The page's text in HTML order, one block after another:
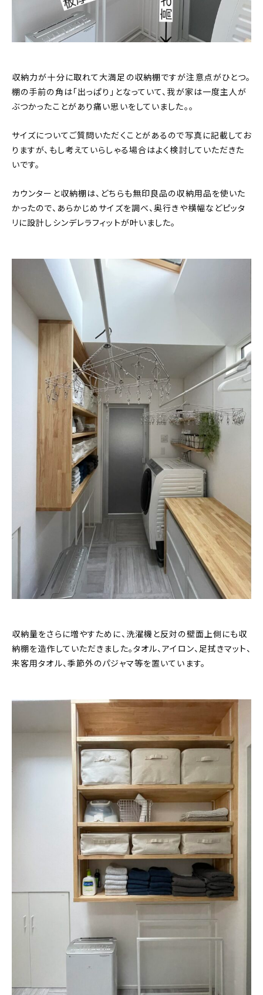
収納力が十分に取れて大満足の収納棚ですが注意点がひとつ。
棚の手前の角は「出っぱり」となっていて、我が家は一度主人が
ぶつかったことがあり痛い思いをしていました。。
サイズについてご質問いただくことがあるので写真に記載してお
りますが、もし考えていらしゃる場合はよく検討していただきた
いです。
カウンターと収納棚は、どちらも無印良品の収納用品を使いた
かったので、あらかじめサイズを調べ、奥行きや横幅などピッタ
リに設計しシンデレラフィットが叶いました。
収納量をさらに増やすために、洗濯機と反対の壁面上側にも収
納棚を造作していただきました。タオル、アイロン、足拭きマット、
来客用タオル、季節外のパジャマ等を置いています。